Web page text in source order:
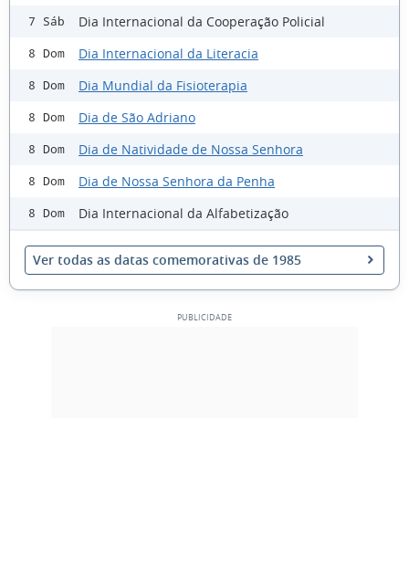
7 Sáb Dia Internacional da Cooperação Policial
8 Dom Dia Internacional da Literacia
8 Dom Dia Mundial da Fisioterapia
8 Dom Dia de São Adriano
8 Dom Dia de Natividade de Nossa Senhora
8 Dom Dia de Nossa Senhora da Penha
8 Dom Dia Internacional da Alfabetização
Ver todas as datas comemorativas de 1985